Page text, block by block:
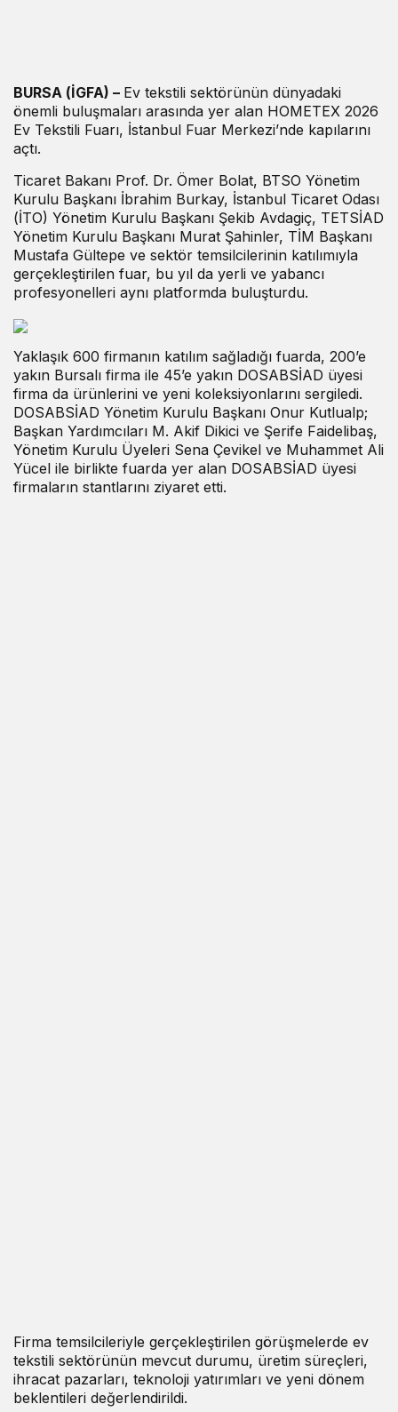
BURSA (İGFA) – Ev tekstili sektörünün dünyadaki
önemli buluşmaları arasında yer alan HOMETEX 2026
Ev Tekstili Fuarı, İstanbul Fuar Merkezi’nde kapılarını
açtı.
Ticaret Bakanı Prof. Dr. Ömer Bolat, BTSO Yönetim
Kurulu Başkanı İbrahim Burkay, İstanbul Ticaret Odası
(İTO) Yönetim Kurulu Başkanı Şekib Avdagiç, TETSİAD
Yönetim Kurulu Başkanı Murat Şahinler, TİM Başkanı
Mustafa Gültepe ve sektör temsilcilerinin katılımıyla
gerçekleştirilen fuar, bu yıl da yerli ve yabancı
profesyonelleri aynı platformda buluşturdu.
Yaklaşık 600 firmanın katılım sağladığı fuarda, 200’e
yakın Bursalı firma ile 45’e yakın DOSABSİAD üyesi
firma da ürünlerini ve yeni koleksiyonlarını sergiledi.
DOSABSİAD Yönetim Kurulu Başkanı Onur Kutlualp;
Başkan Yardımcıları M. Akif Dikici ve Şerife Faidelibaş,
Yönetim Kurulu Üyeleri Sena Çevikel ve Muhammet Ali
Yücel ile birlikte fuarda yer alan DOSABSİAD üyesi
firmaların stantlarını ziyaret etti.
Firma temsilcileriyle gerçekleştirilen görüşmelerde ev
tekstili sektörünün mevcut durumu, üretim süreçleri,
ihracat pazarları, teknoloji yatırımları ve yeni dönem
beklentileri değerlendirildi.